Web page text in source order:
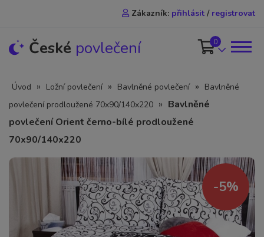
Zákazník: přihlásit / registrovat
České povlečení 0
Úvod » Ložní povlečení » Bavlněné povlečení » Bavlněné
povlečení prodloužené 70x90/140x220 » Bavlněné
povlečení Orient černo-bílé prodloužené
70x90/140x220
-5%